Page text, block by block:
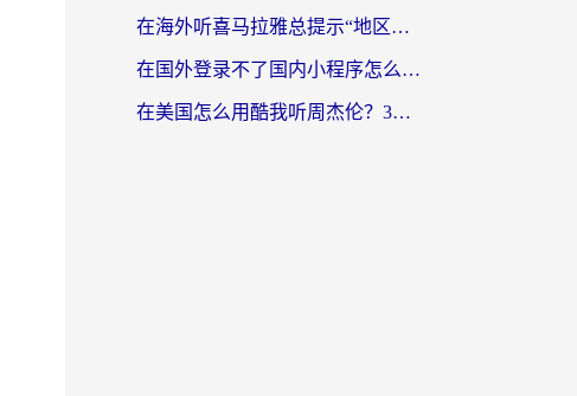
在海外听喜马拉雅总提示“地区限制”？3步轻松解除+听国内音乐全攻略
在国外登录不了国内小程序怎么办？选对回国加速器，轻松解锁国内资源
在美国怎么用酷我听周杰伦？3步搞定海外听歌难题